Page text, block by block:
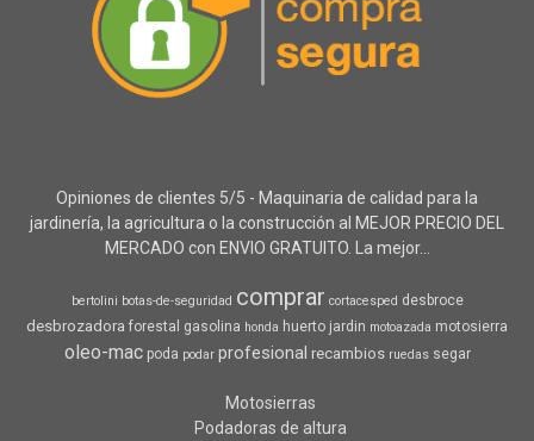
Opiniones de clientes 5/5 - Maquinaria de calidad para la
jardinería, la agricultura o la construcción al MEJOR PRECIO DEL
MERCADO con ENVIO GRATUITO. La mejor...
bertolini botas-de-seguridad comprar cortacesped desbroce
desbrozadora forestal gasolina honda huerto jardin motoazada motosierra
oleo-mac poda podar profesional recambios ruedas segar
Motosierras
Podadoras de altura